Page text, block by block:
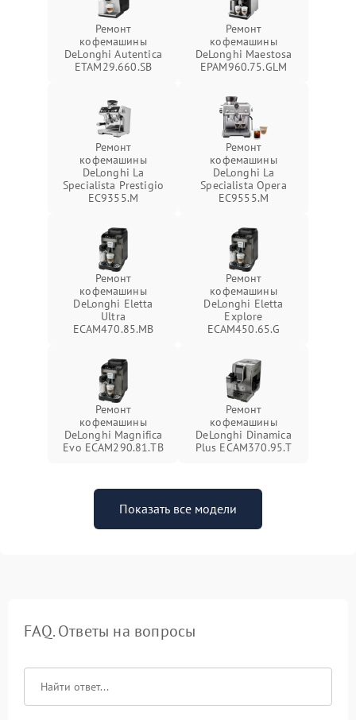
Ремонт
кофемашины
DeLonghi Autentica
ETAM29.660.SB
Ремонт
кофемашины
DeLonghi Maestosa
EPAM960.75.GLM
Ремонт
кофемашины
DeLonghi La
Specialista Prestigio
EC9355.M
Ремонт
кофемашины
DeLonghi La
Specialista Opera
EC9555.M
Ремонт
кофемашины
DeLonghi Eletta
Ultra
ECAM470.85.MB
Ремонт
кофемашины
DeLonghi Eletta
Explore
ECAM450.65.G
Ремонт
кофемашины
DeLonghi Magnifica
Evo ECAM290.81.TB
Ремонт
кофемашины
DeLonghi Dinamica
Plus ECAM370.95.T
Показать все модели
FAQ. Ответы на вопросы